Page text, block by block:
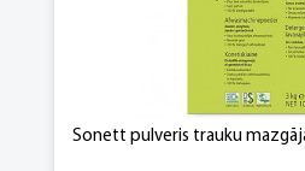
Sonett pulveris trauku